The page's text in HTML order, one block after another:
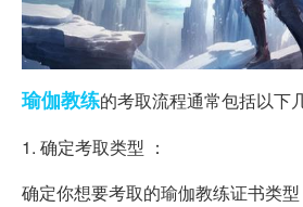
瑜伽教练的考取流程通常包括以下
1. 确定考取类型 ：
确定你想要考取的瑜伽教练证书类